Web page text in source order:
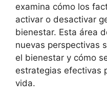
examina cómo los
activar o desactivar
bienestar. Esta área
nuevas perspectivas
el bienestar y cómo
estrategias efectivas
vida.